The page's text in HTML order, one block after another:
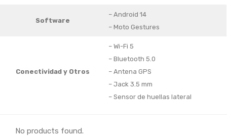
Software
– Android 14
– Moto Gestures
Conectividad y Otros
– Wi-Fi 5
– Bluetooth 5.0
– Antena GPS
– Jack 3.5 mm
– Sensor de huellas lateral
No products found.